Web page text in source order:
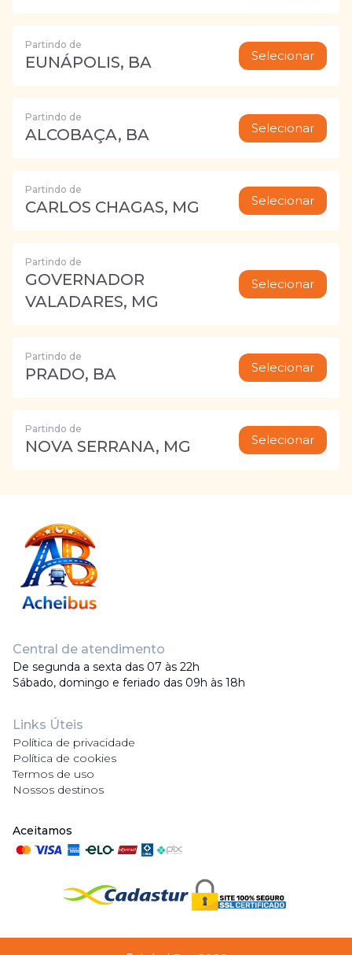
Partindo de
EUNÁPOLIS, BA Selecionar
Partindo de
ALCOBAÇA, BA Selecionar
Partindo de
CARLOS CHAGAS, MG Selecionar
Partindo de
GOVERNADOR
VALADARES, MG
Selecionar
Partindo de
PRADO, BA Selecionar
Partindo de
NOVA SERRANA, MG Selecionar
Central de atendimento
De segunda a sexta das 07 às 22h
Sábado, domingo e feriado das 09h às 18h
Links Úteis
Política de privacidade
Política de cookies
Termos de uso
Nossos destinos
Aceitamos